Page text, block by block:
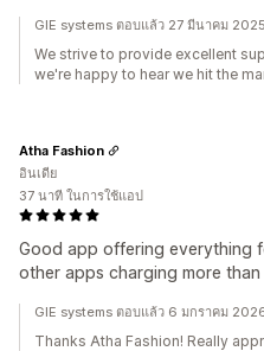
GIE systems ตอบแล้ว 27 มีนาคม 2025
We strive to provide excellent
we're happy to hear we hit the
Good app offering everything
other apps charging more
Atha Fashion
อินเดีย
37 นาที ในการใช้แอป
GIE systems ตอบแล้ว 6 มกราคม
Thanks Atha Fashion! Really